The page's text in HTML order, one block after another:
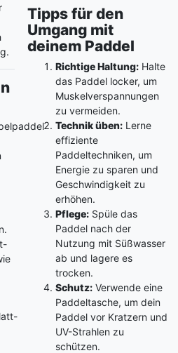
Tipps für den
Umgang mit
deinem Paddel
Richtige Haltung:Halte
das Paddel locker, um
Muskelverspannungen
zu vermeiden.
Technik üben:Lerne
effiziente
Paddeltechniken, um
Energie zu sparen und
Geschwindigkeit zu
erhöhen.
Pflege:Spüle das
Paddel nach der
Nutzung mit Süßwasser
ab und lagere es
trocken.
Schutz:Verwende eine
Paddeltasche, um dein
Paddel vor Kratzern und
UV-Strahlen zu
schützen.